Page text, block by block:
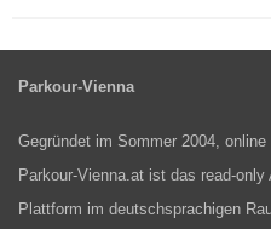
Parkour-Vienna
Gegründet im Sommer 2004,
Parkour-Vienna.at ist das read-
Plattform im deutschsprachigen